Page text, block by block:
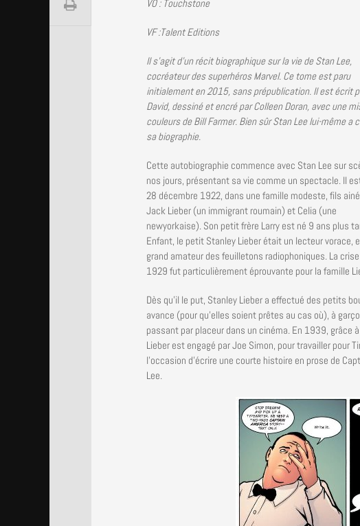
VO : Touchstone
VF :Talent Editions
Il s’agit d’un récit biographique sur la vie de Stan Lee,
cocréateur des superhéros Marvel. Ce tome est paru
initialement en 2015, sans prépublication. Il est écrit
David, dessiné et encré par Colleen Doran, avec une
couleurs de Bill Farmer. Bien sûr Stan Lee lui-même a
sa biographie.
Cette autobiographie commence avec Stan Lee sur
nos jours, présentant sa vie comme un spectacle. Il
28 décembre 1922, dans une famille modeste, fils
Jack Lieber (un immigrant roumain) et Celia (une
newyorkaise). Son petit frère Larry est né 9 ans plus
Enfant, le petit Stanley Lieber était un lecteur vorace,
grand amateur des feuilletons radiophoniques. La
1929 fut particulièrement éprouvante pour la famille
Dès qu’il le put, Stanley Lieber a effectué des petits
avance (pour qu’elles soient prêtes au cas où), à
passant par placeur dans un cinéma. En 1939, grâce
Lieber est engagé par Joe Simon, pour travailler pour
l’occasion d’écrire une courte histoire en prose de
Lee.